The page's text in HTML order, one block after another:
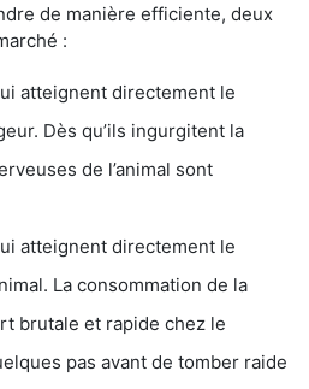
de manière efficiente, deux
:
atteignent directement le
Dès qu’ils ingurgitent la
de l’animal sont
atteignent directement le
La consommation de la
brutale et rapide chez le
pas avant de tomber raide